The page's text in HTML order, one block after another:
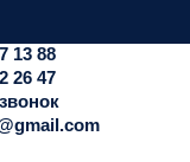
13 88
26 47